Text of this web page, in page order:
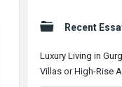
Recent
Luxury Living in
Villas or High-Rise